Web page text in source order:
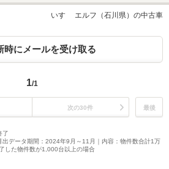
ETC スマートキー
LEDヘッド オートラ
アルミ オートエアコ
CD/DVD/フ
Bluetooth ク
いすゞ エルフ（石川県）の中古車
時にメールを受け取る
1/1
次の30件 最後
了
データ期間：2024年9月～11月｜内容：物件数合計1万
した物件数が1,000台以上の場合